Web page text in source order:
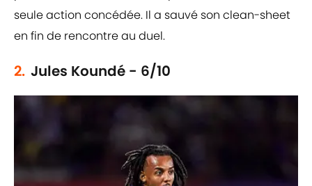
seule action concédée. Il a sauvé son clean-sheet
en fin de rencontre au duel.
2. Jules Koundé - 6/10